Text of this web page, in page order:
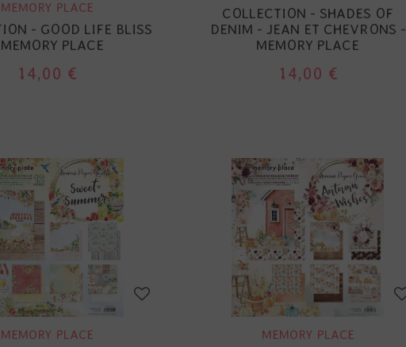
MEMORY PLACE
- GOOD LIFE BLISS
PLACE
14,00 €
COLLECTION - SHADES OF
DENIM - JEAN ET CHEVRONS -
MEMORY PLACE
14,00 €
MEMORY PLACE MEMORY PLACE